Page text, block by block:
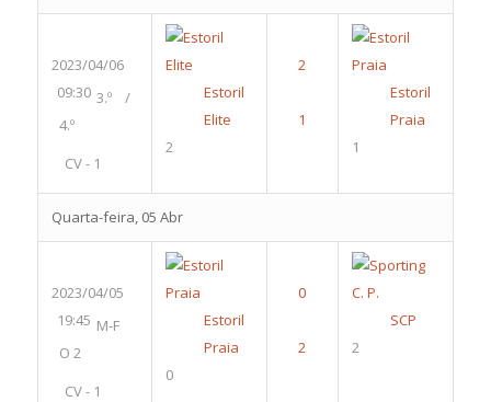
2023/04/06
09:30 3.º /
4.º
CV - 1
Estoril
Elite
2
Estoril
Praia
1
Quarta-feira, 05 Abr
2023/04/05
19:45 M-F
O 2
CV - 1
Estoril
Praia
0
SCP
2